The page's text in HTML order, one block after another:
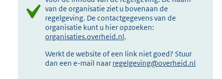
van de organisatie ziet u bovenaan de
regelgeving. De contactgegevens van de
organisatie kunt u hier opzoeken:
organisaties.overheid.nl.
Werkt de website of een link niet goed? Stuur
dan een e-mail naar regelgeving@overheid.nl